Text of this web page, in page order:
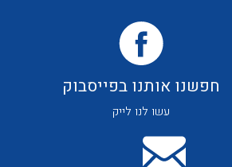
לכל מוצרי היצרן
חפשנו אותנו בפייסבוק
עשו לנו לייק